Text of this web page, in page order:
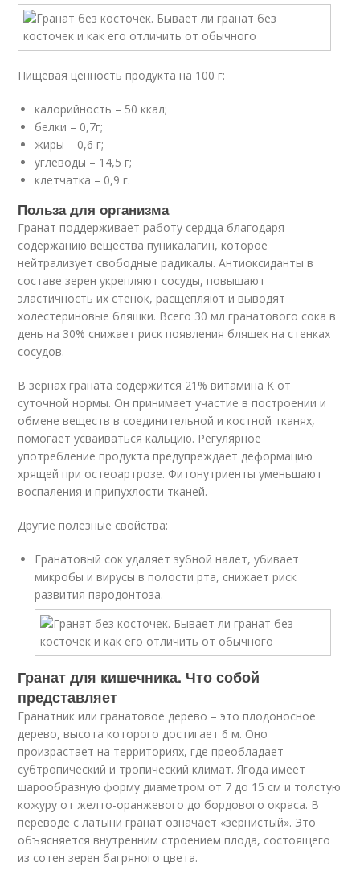
Пищевая ценность продукта на 100 г:
калорийность – 50 ккал;
белки – 0,7г;
жиры – 0,6 г;
углеводы – 14,5 г;
клетчатка – 0,9 г.
Польза для организма
Гранат поддерживает работу сердца благодаря
содержанию вещества пуникалагин, которое
нейтрализует свободные радикалы. Антиоксиданты в
составе зерен укрепляют сосуды, повышают
эластичность их стенок, расщепляют и выводят
холестериновые бляшки. Всего 30 мл гранатового сока в
день на 30% снижает риск появления бляшек на стенках
сосудов.
В зернах граната содержится 21% витамина К от
суточной нормы. Он принимает участие в построении и
обмене веществ в соединительной и костной тканях,
помогает усваиваться кальцию. Регулярное
употребление продукта предупреждает деформацию
хрящей при остеоартрозе. Фитонутриенты уменьшают
воспаления и припухлости тканей.
Другие полезные свойства:
Гранатовый сок удаляет зубной налет, убивает
микробы и вирусы в полости рта, снижает риск
развития пародонтоза.
Гранат для кишечника. Что собой
представляет
Гранатник или гранатовое дерево – это плодоносное
дерево, высота которого достигает 6 м. Оно
произрастает на территориях, где преобладает
субтропический и тропический климат. Ягода имеет
шарообразную форму диаметром от 7 до 15 см и толстую
кожуру от желто-оранжевого до бордового окраса. В
переводе с латыни гранат означает «зернистый». Это
объясняется внутренним строением плода, состоящего
из сотен зерен багряного цвета.